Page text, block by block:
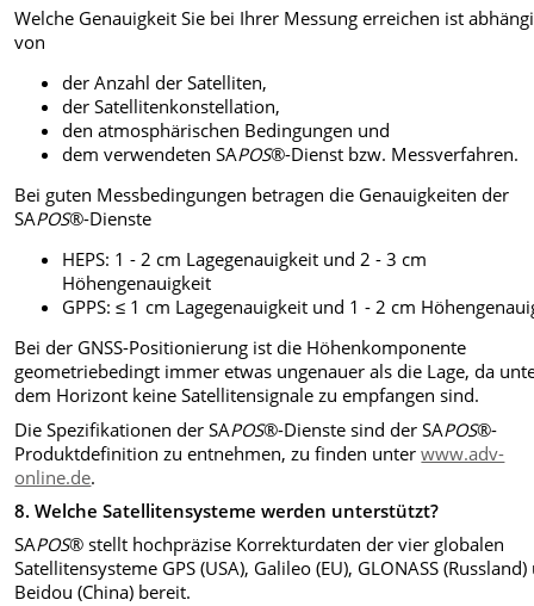
Welche Genauigkeit Sie bei Ihrer Messung erreichen ist
von
der Anzahl der Satelliten,
der Satellitenkonstellation,
den atmosphärischen Bedingungen und
dem verwendeten SAPOS®-Dienst bzw. Messverfahren.
Bei guten Messbedingungen betragen die Genauigkeiten der
SAPOS®-Dienste
HEPS: 1 - 2 cm Lagegenauigkeit und 2 - 3 cm
Höhengenauigkeit
GPPS: ≤ 1 cm Lagegenauigkeit und 1 - 2 cm
Bei der GNSS-Positionierung ist die Höhenkomponente
geometriebedingt immer etwas ungenauer als die Lage, da
dem Horizont keine Satellitensignale zu empfangen sind.
Die Spezifikationen der SAPOS®-Dienste sind der SAPOS®-
Produktdefinition zu entnehmen, zu finden unterwww.adv-
online.de.
8. Welche Satellitensysteme werden unterstützt?
SAPOS® stellt hochpräzise Korrekturdaten der vier globalen
Satellitensysteme GPS (USA), Galileo (EU), GLONASS
Beidou (China) bereit.